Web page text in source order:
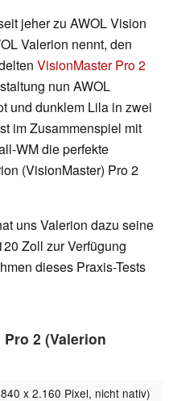
jeher zu AWOL Vision
Valerion nennt, den
VisionMaster Pro 2
nun AWOL
und dunklem Lila in zwei
im Zusammenspiel mit
WM die perfekte
(VisionMaster) Pro 2
uns Valerion dazu seine
Zoll zur Verfügung
dieses Praxis-Tests
2 (Valerion
x 2.160 Pixel, nicht nativ)